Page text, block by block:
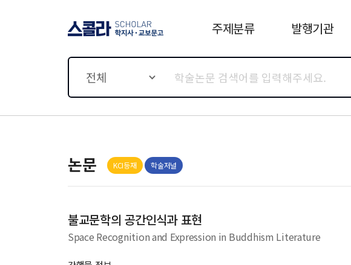
주제분류 발행기관
전체
논문 KCI등재 학술저널
불교문학의 공간인식과 표현
Space Recognition and Expression in Buddhism Literature